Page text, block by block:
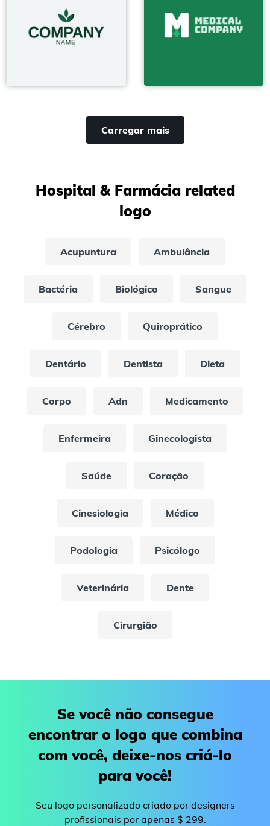
Carregar mais
Hospital & Farmácia related
logo
Acupuntura Ambulância
Bactéria Biológico Sangue
Cérebro Quiroprático
Dentário Dentista Dieta
Corpo Adn Medicamento
Enfermeira Ginecologista
Saúde Coração
Cinesiologia Médico
Podologia Psicólogo
Veterinária Dente
Cirurgião
Se você não consegue
encontrar o logo que combina
com você, deixe-nos criá-lo
para você!
Seu logo personalizado criado por designers
profissionais por apenas $ 299.